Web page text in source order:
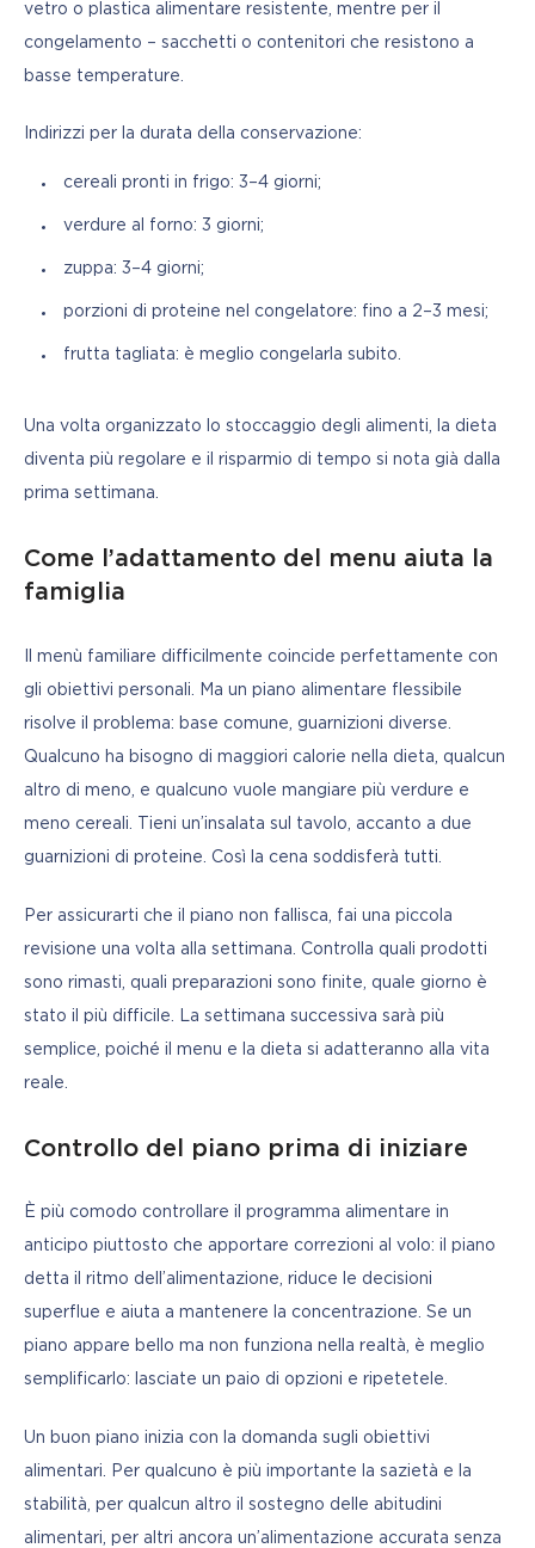
vetro o plastica alimentare resistente, mentre per il
congelamento – sacchetti o contenitori che resistono a
basse temperature.
Indirizzi per la durata della conservazione:
cereali pronti in frigo: 3–4 giorni;
verdure al forno: 3 giorni;
zuppa: 3–4 giorni;
porzioni di proteine nel congelatore: fino a 2–3 mesi;
frutta tagliata: è meglio congelarla subito.
Una volta organizzato lo stoccaggio degli alimenti, la dieta
diventa più regolare e il risparmio di tempo si nota già dalla
prima settimana.
Come l’adattamento del menu aiuta la
famiglia
Il menù familiare difficilmente coincide perfettamente con
gli obiettivi personali. Ma un piano alimentare flessibile
risolve il problema: base comune, guarnizioni diverse.
Qualcuno ha bisogno di maggiori calorie nella dieta, qualcun
altro di meno, e qualcuno vuole mangiare più verdure e
meno cereali. Tieni un’insalata sul tavolo, accanto a due
guarnizioni di proteine. Così la cena soddisferà tutti.
Per assicurarti che il piano non fallisca, fai una piccola
revisione una volta alla settimana. Controlla quali prodotti
sono rimasti, quali preparazioni sono finite, quale giorno è
stato il più difficile. La settimana successiva sarà più
semplice, poiché il menu e la dieta si adatteranno alla vita
reale.
Controllo del piano prima di iniziare
È più comodo controllare il programma alimentare in
anticipo piuttosto che apportare correzioni al volo: il piano
detta il ritmo dell’alimentazione, riduce le decisioni
superflue e aiuta a mantenere la concentrazione. Se un
piano appare bello ma non funziona nella realtà, è meglio
semplificarlo: lasciate un paio di opzioni e ripetetele.
Un buon piano inizia con la domanda sugli obiettivi
alimentari. Per qualcuno è più importante la sazietà e la
stabilità, per qualcun altro il sostegno delle abitudini
alimentari, per altri ancora un’alimentazione accurata senza